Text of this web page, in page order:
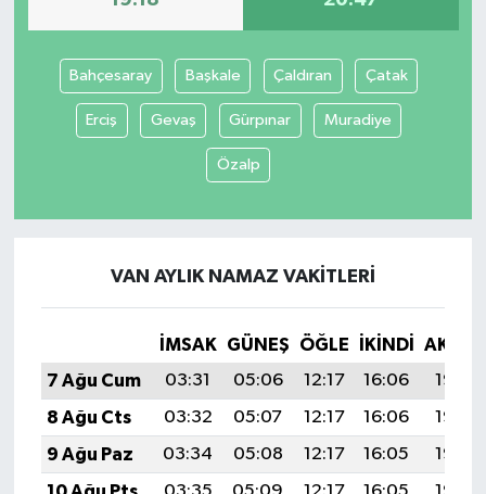
Bahçesaray Başkale Çaldıran Çatak
Erciş Gevaş Gürpınar Muradiye
Özalp
VAN AYLIK NAMAZ VAKITLERI
İMSAK GÜNEŞ ÖĞLE İKINDI
7 Ağu Cum
03:31 05:06 12:17 16:06
19:18
8 Ağu Cts
03:32 05:07 12:17 16:06
19:17
9 Ağu Paz
03:34 05:08 12:17 16:05
19:16